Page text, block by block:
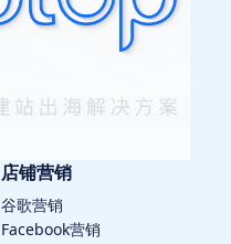
店铺营销
谷歌营销
Facebook营销